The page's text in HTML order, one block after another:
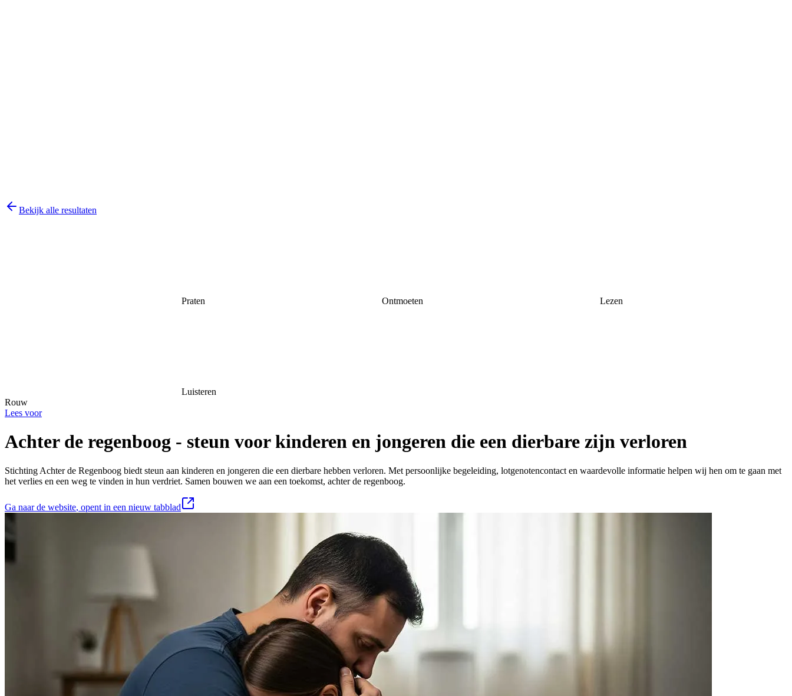
Bekijk alle resultaten
Praten Ontmoeten Lezen
Luisteren
Rouw
Lees voor
Achter de regenboog - steun voor kinderen en jongeren die een dierbare zijn verloren
Stichting Achter de Regenboog biedt steun aan kinderen en jongeren die een dierbare hebben verloren. Met persoonlijke begeleiding, lotgenotencontact en waardevolle informatie helpen wij hen om te gaan met
het verlies en een weg te vinden in hun verdriet. Samen bouwen we aan een toekomst, achter de regenboog.
Ga naar de website, opent in een nieuw tabblad